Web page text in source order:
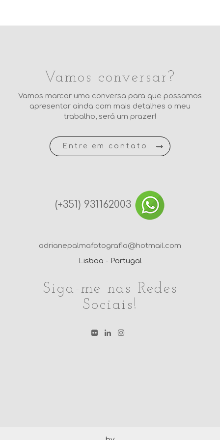
Vamos conversar?
Vamos marcar uma conversa para que possamos
apresentar ainda com mais detalhes o meu
trabalho, será um prazer!
Entre em contato
(+351) 931162003
adrianepalmafotografia@hotmail.com
Lisboa - Portugal
Siga-me nas Redes
Sociais!